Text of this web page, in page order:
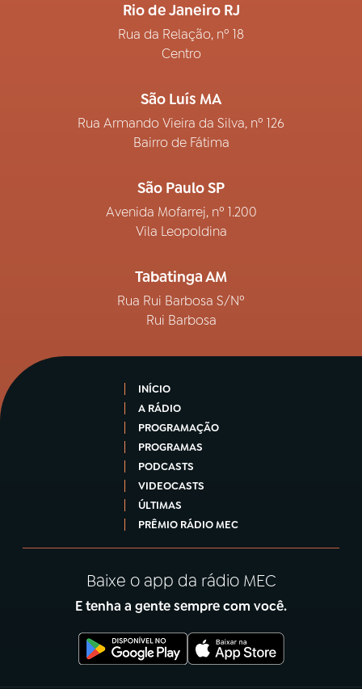
Rio de Janeiro RJ
Rua da Relação, nº 18
Centro
São Luís MA
Rua Armando Vieira da Silva, nº 126
Bairro de Fátima
São Paulo SP
Avenida Mofarrej, nº 1.200
Vila Leopoldina
Tabatinga AM
Rua Rui Barbosa S/Nº
Rui Barbosa
INÍCIO
A RÁDIO
PROGRAMAÇÃO
PROGRAMAS
PODCASTS
VIDEOCASTS
ÚLTIMAS
PRÊMIO RÁDIO MEC
Baixe o app da rádio MEC
E tenha a gente sempre com você.